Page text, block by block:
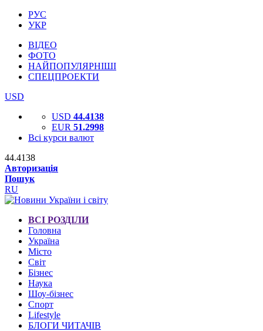
РУС
УКР
ВІДЕО
ФОТО
НАЙПОПУЛЯРНІШІ
СПЕЦПРОЕКТИ
USD
USD 44.4138
EUR 51.2998
Всі курси валют
44.4138
Авторизація
Пошук
RU
ВСІ РОЗДІЛИ
Головна
Україна
Місто
Світ
Бізнес
Наука
Шоу-бізнес
Спорт
Lifestyle
БЛОГИ ЧИТАЧІВ